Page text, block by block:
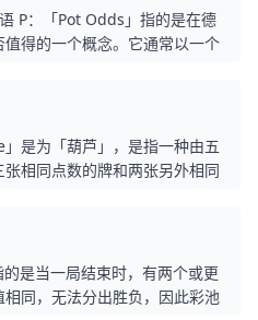
增加自己的筹码。
P：「Pot Odds」指的是在德
得的一个概念。它通常以一个
是为「葫芦」，是指一种由五
相同点数的牌和两张另外相同
是当一局结束时，有两个或更
同，无法分出胜负，因此彩池